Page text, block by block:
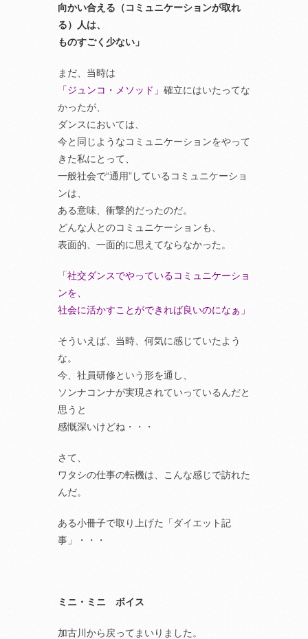
向かい合える（コミュニケーションが取れ
る）人は、
ものすごく少ない」
まだ、当時は
「ジュンコ・メソッド」 確立にはいたってな
かったが、
ダンスにおいては、
今と同じようなコミュニケーションをやって
きた私にとって、
一般社会で“通用”しているコミュニケーショ
ンは、
ある意味、衝撃的だったのだ。
どんな人とのコミュニケーションも、
表面的、一面的に思えてならなかった。
「社交ダンスでやっているコミュニケーショ
ンを、
社会に活かすことができれば良いのになぁ」
そういえば、当時、何気に感じていたよう
な。
今、社員研修という形を通し、
ソンナコンナが実現されていっているんだと
思うと
感慨深いけどね・・・
さて、
ワタシの仕事の転機は、こんな感じで訪れた
んだ。
ある小冊子で取り上げた「ダイエット記
事」・・・
ミニ・ミニ ボイス
加古川から戻ってまいりました。